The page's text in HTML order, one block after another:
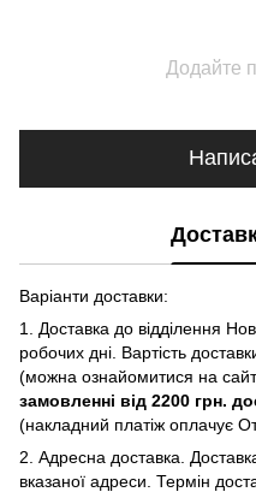
Додайте
Варіанти доставки:
1. Доставка до відділення
робочих дні. Вартість
(можна ознайомитися на
замовленні від 2200 грн.
(накладний платіж оплачує
2. Адресна доставка.
вказаної адреси. Термін